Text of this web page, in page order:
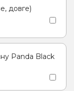
Малина
довге)
Panda Black